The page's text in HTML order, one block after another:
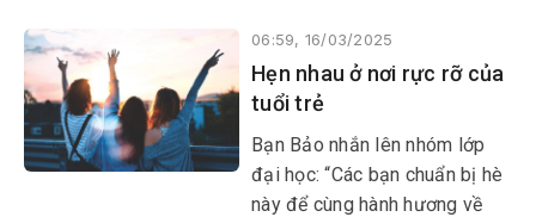
người trẻ, quan niệm này đã
dần thay đổi, tạo nên những
mối quan hệ không ràng buộc,
khó gọi tên.
06:59, 16/03/2025
Hẹn nhau ở nơi rực rỡ của
tuổi trẻ
Bạn Bảo nhắn lên nhóm lớp
đại học: “Các bạn chuẩn bị hè
này để cùng hành hương về